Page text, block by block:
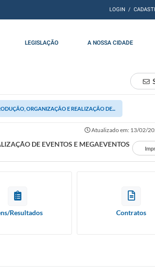
LOGIN /
LEGISLAÇÃO A NOSSA CIDADE
ORGANIZAÇÃO E REALIZAÇÃO DE...
Atualizado em: 13/02/
DE EVENTOS E MEGAEVENTOS
Resultados Contratos